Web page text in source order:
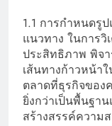
1.1 การกำหนดรู
แนวทาง ในการวิ
ประสิทธิภาพ พิจ
เส้นทางก้าวหน้า
ตลาดที่ธุรกิจขอ
ยิ่งกว่าเป็นพื้นฐา
สร้างสรรค์ความ